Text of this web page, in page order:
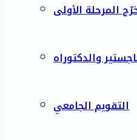
المرحلة الأولى
والدكتوراه
التقويم الجامعي